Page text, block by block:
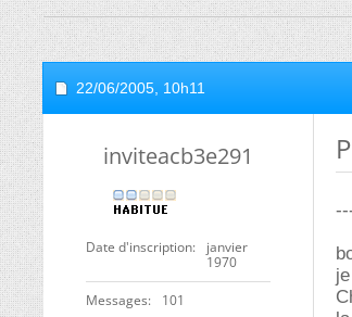
22/06/2005, 10h11
inviteacb3e291
Date d'inscription
janvier
1970
Messages 101